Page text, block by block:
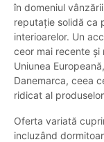
în domeniul
reputație solidă ca
interioarelor. Un
ceor mai recente și
Uniunea
Danemarca, ceea
ridicat al
Oferta variată
incluzând